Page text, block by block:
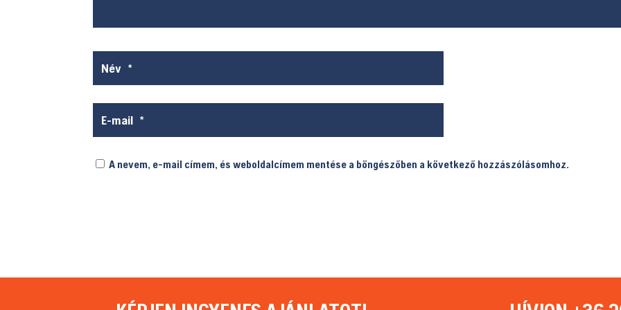
A nevem, e-mail címem, és weboldalcímem mentése a böngészőben a következő hozzászólásomhoz.